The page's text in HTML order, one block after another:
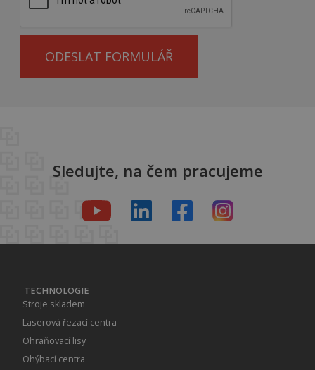
ODESLAT FORMULÁŘ
Sledujte, na čem pracujeme
TECHNOLOGIE
Stroje skladem
Laserová řezací centra
Ohraňovací lisy
Ohýbací centra